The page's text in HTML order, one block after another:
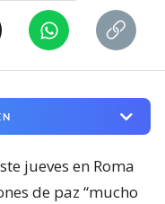
jueves en Roma
de paz “mucho